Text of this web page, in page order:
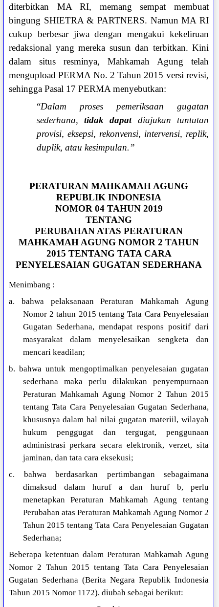
diterbitkan MA RI, memang sempat membuat
bingung SHIETRA & PARTNERS. Namun MA RI
cukup berbesar jiwa dengan mengakui kekeliruan
redaksional yang mereka susun dan terbitkan. Kini
dalam situs resminya, Mahkamah Agung telah
mengupload PERMA No. 2 Tahun 2015 versi revisi,
sehingga Pasal 17 PERMA menyebutkan:
“Dalam proses pemeriksaan gugatan
sederhana,tidak dapat diajukan tuntutan
provisi, eksepsi, rekonvensi, intervensi, replik,
duplik, atau kesimpulan.”
PERATURAN MAHKAMAH AGUNG
REPUBLIK INDONESIA
NOMOR 04 TAHUN 2019
TENTANG
PERUBAHAN ATAS PERATURAN
MAHKAMAH AGUNG NOMOR 2 TAHUN
2015 TENTANG TATA CARA
PENYELESAIAN GUGATAN SEDERHANA
Menimbang :
a. bahwa pelaksanaan Peraturan Mahkamah Agung
Nomor 2 tahun 2015 tentang Tata Cara Penyelesaian
Gugatan Sederhana, mendapat respons positif dari
masyarakat dalam menyelesaikan sengketa dan
mencari keadilan;
b. bahwa untuk mengoptimalkan penyelesaian gugatan
sederhana maka perlu dilakukan penyempurnaan
Peraturan Mahkamah Agung Nomor 2 Tahun 2015
tentang Tata Cara Penyelesaian Gugatan Sederhana,
khususnya dalam hal nilai gugatan materiil, wilayah
hukum penggugat dan tergugat, penggunaan
administrasi perkara secara elektronik, verzet, sita
jaminan, dan tata cara eksekusi;
c. bahwa berdasarkan pertimbangan sebagaimana
dimaksud dalam huruf a dan huruf b, perlu
menetapkan Peraturan Mahkamah Agung tentang
Perubahan atas Peraturan Mahkamah Agung Nomor 2
Tahun 2015 tentang Tata Cara Penyelesaian Gugatan
Sederhana;
Beberapa ketentuan dalam Peraturan Mahkamah Agung
Nomor 2 Tahun 2015 tentang Tata Cara Penyelesaian
Gugatan Sederhana (Berita Negara Republik Indonesia
Tahun 2015 Nomor 1172), diubah sebagai berikut: